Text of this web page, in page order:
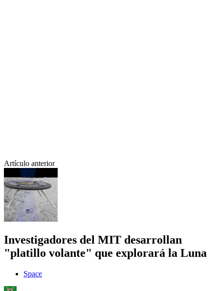
Artículo anterior
Investigadores del MIT desarrollan
"platillo volante" que explorará la Luna
Space